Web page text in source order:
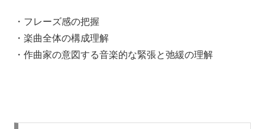
・フレーズ感の把握
・楽曲全体の構成理解
・作曲家の意図する音楽的な緊張と弛緩の理解